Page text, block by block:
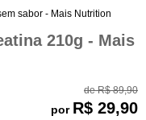
sabor - Mais Nutrition
210g - Mais
de R$ 89,90
por R$ 29,90